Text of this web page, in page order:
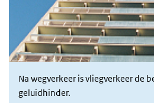
Na wegverkeer is vliegverkeer de
geluidhinder.